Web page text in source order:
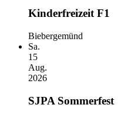
Kinderfreizeit F1
Biebergemünd
Sa.
15
Aug.
2026
SJPA Sommerfest